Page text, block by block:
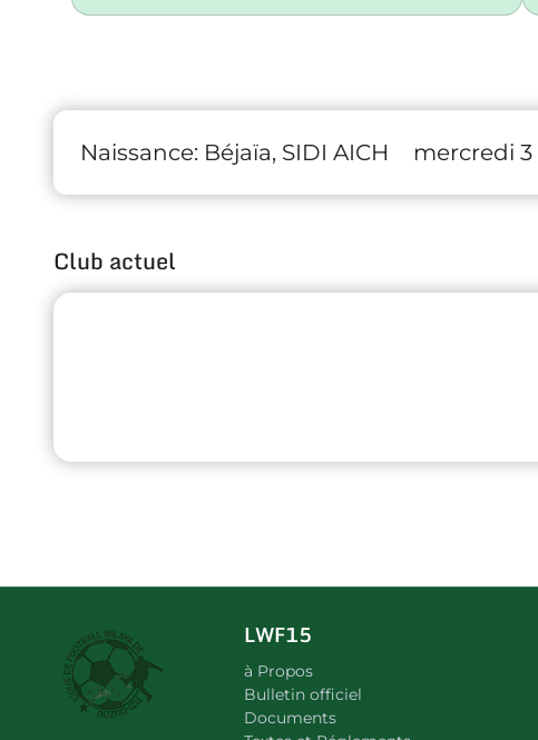
Naissance: Béjaïa, SIDI AICH mercredi 3
Club actuel
LWF15
à Propos
Bulletin officiel
Documents